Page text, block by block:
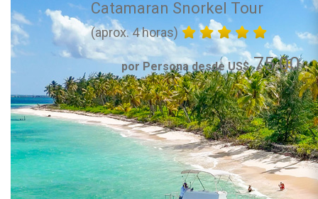
Catamaran Snorkel Tour
(aprox. 4 horas)
por Persona desde US$75.00